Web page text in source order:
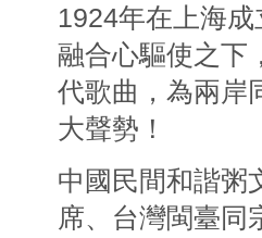
1924年在上海
融合心驅使之下
代歌曲，為兩岸
大聲勢！
中國民間和諧粥
席、台灣閩臺同